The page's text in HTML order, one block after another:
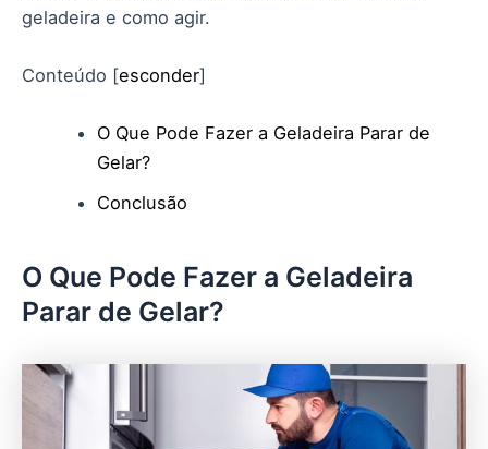
geladeira e como agir.
Conteúdo [esconder]
O Que Pode Fazer a Geladeira Parar de
Gelar?
Conclusão
O Que Pode Fazer a Geladeira
Parar de Gelar?